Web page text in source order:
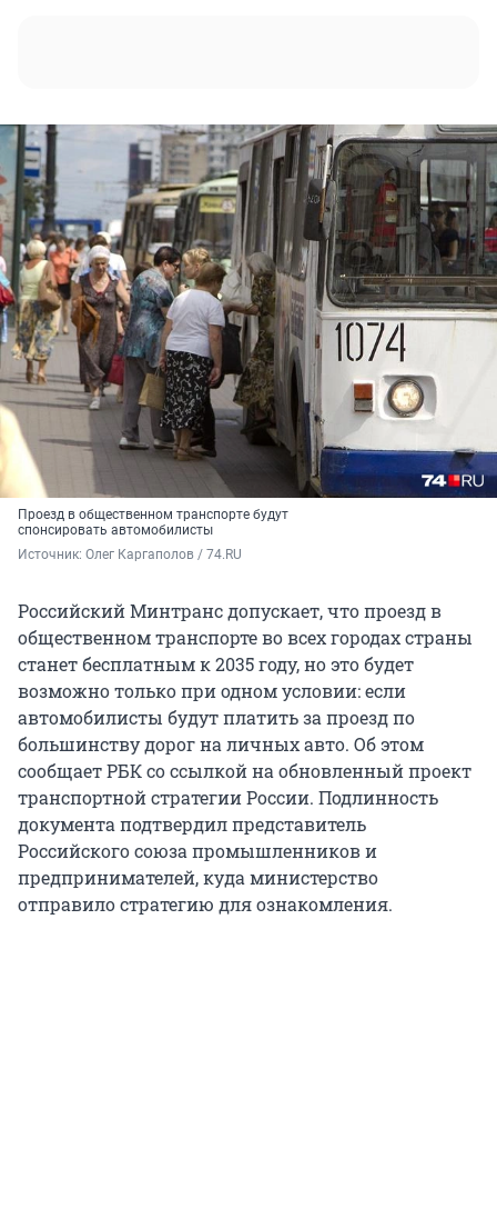
Проезд в общественном транспорте будут
спонсировать автомобилисты
Источник: Олег Каргаполов / 74.RU
Российский Минтранс допускает, что проезд в
общественном транспорте во всех городах страны
станет бесплатным к 2035 году, но это будет
возможно только при одном условии: если
автомобилисты будут платить за проезд по
большинству дорог на личных авто. Об этом
сообщает РБК со ссылкой на обновленный проект
транспортной стратегии России. Подлинность
документа подтвердил представитель
Российского союза промышленников и
предпринимателей, куда министерство
отправило стратегию для ознакомления.